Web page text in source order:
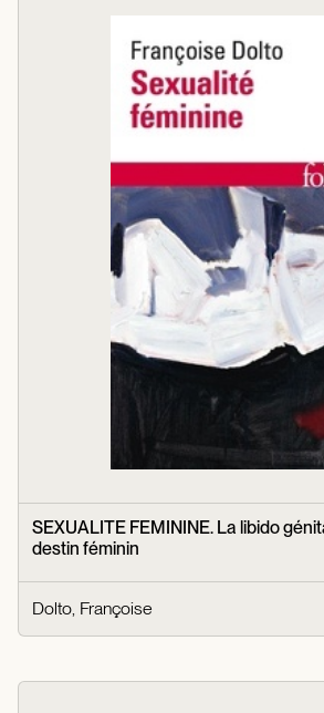
SEXUALITE FEMININE. La libido
destin féminin
Dolto, Françoise